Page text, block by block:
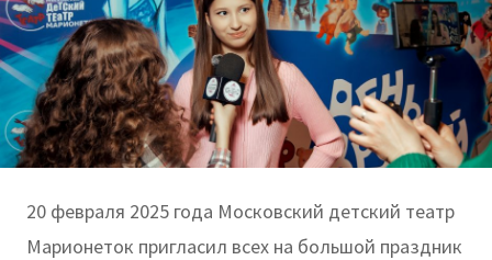
20 февраля 2025 года Московский детский театр
Марионеток пригласил всех на большой праздник